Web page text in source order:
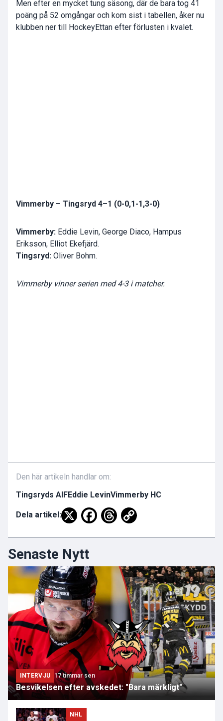
Men efter en mycket tung säsong, där de bara tog 41
poäng på 52 omgångar och kom sist i tabellen, åker nu
klubben ner till HockeyEttan efter förlusten i kvalet.
Vimmerby – Tingsryd 4–1 (0-0,1-1,3-0)
Vimmerby: Eddie Levin, George Diaco, Hampus
Eriksson, Elliot Ekefjärd.
Tingsryd: Oliver Bohm.
Vimmerby vinner serien med 4-3 i matcher.
Den här artikeln handlar om:
Tingsryds AIFEddie LevinVimmerby HC
Dela artikel:
Senaste Nytt
INTERVJU 17 timmar sen
Besvikelsen efter avskedet: "Bara märkligt"
NHL